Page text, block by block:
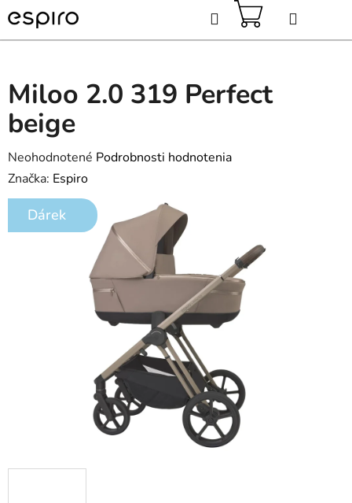
Prejsť
na
obsah
Hľadať
KOŠÍK
Miloo 2.0 319 Perfect
beige
Priemerné
hodnotenie
produktu
Neohodnotené Podrobnosti hodnotenia
Značka: Espiro
Dárek